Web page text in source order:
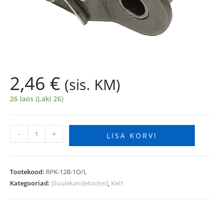
2,46 € (sis. KM)
26 laos (Laki 26)
- + LISA KORVI
Tootekood: RPK-12B-1O/L
Kategooriad: Jõuülekandetooted, Kett